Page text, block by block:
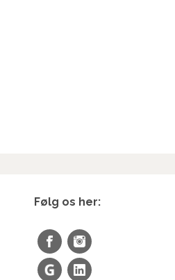
Følg os her: